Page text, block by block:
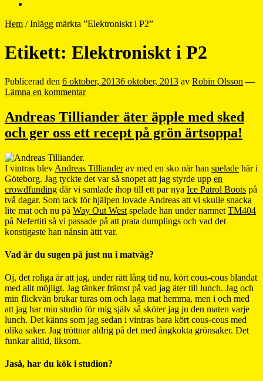
Hem /Inlägg märkta ”Elektroniskt i P2”
Etikett: Elektroniskt i P2
Publicerad den 6 oktober, 20136 oktober, 2013 av Robin Olsson —
Lämna en kommentar
Andreas Tilliander äter äpple med sked
och ger oss ett recept på grön ärtsoppa!
I vintras blev Andreas Tillianderav med en sko när han spelade här i
Göteborg. Jag tyckte det var så snopet att jag styrde upp en
crowdfunding där vi samlade ihop till ett par nya Ice Patrol Boots på
två dagar. Som tack för hjälpen lovade Andreas att vi skulle snacka
lite mat och nu på Way Out West spelade han under namnet TM404
på Nefertiti så vi passade på att prata dumplings och vad det
konstigaste han nånsin ätit var.
Vad är du sugen på just nu i matväg?
Oj, det roliga är att jag, under rätt lång tid nu, kört cous-cous blandat
med allt möjligt. Jag tänker främst på vad jag äter till lunch. Jag och
min flickvän brukar turas om och laga mat hemma, men i och med
att jag har min studio för mig själv så sköter jag ju den maten varje
lunch. Det känns som jag sedan i vintras bara kört cous-cous med
olika saker. Jag tröttnar aldrig på det med ångkokta grönsaker. Det
funkar alltid, liksom.
Jaså, har du kök i studion?